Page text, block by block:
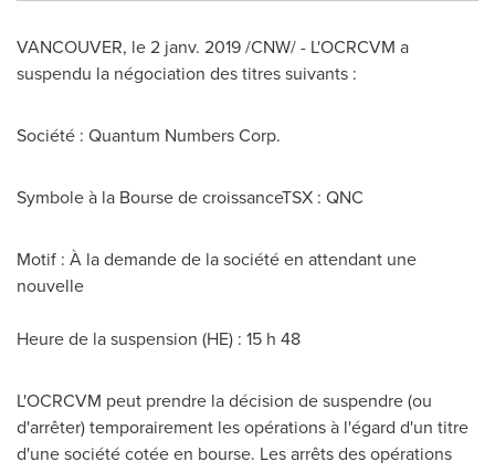
VANCOUVER, le 2 janv. 2019 /CNW/ - L'OCRCVM a
suspendu la négociation des titres suivants :
Société : Quantum Numbers Corp.
Symbole à la Bourse de croissanceTSX : QNC
Motif : À la demande de la société en attendant une
nouvelle
Heure de la suspension (HE) : 15 h 48
L'OCRCVM peut prendre la décision de suspendre (ou
d'arrêter) temporairement les opérations à l'égard d'un titre
d'une société cotée en bourse. Les arrêts des opérations